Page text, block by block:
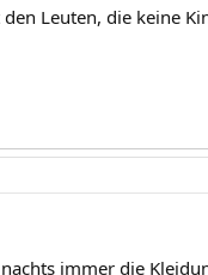
Leuten, die keine
immer die